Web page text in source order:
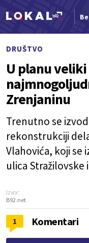
DRUŠTVO
U planu
Zrenjaninu
Trenutno se
rekonstrukciji
Vlahovića, koji se
ulica Stražilovske
Izvor:
B92.net
1 Komentari